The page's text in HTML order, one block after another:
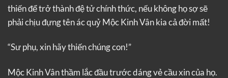
thiến để trở thành đệ tử chính thức, nếu không họ sợ sẽ
phải chịu đựng tên ác quỷ Mộc Kinh Vân kia cả đời mất!
“Sư phụ, xin hãy thiến chúng con!”
Mộc Kinh Vân thầm lắc đầu trước dáng vẻ cầu xin của họ.